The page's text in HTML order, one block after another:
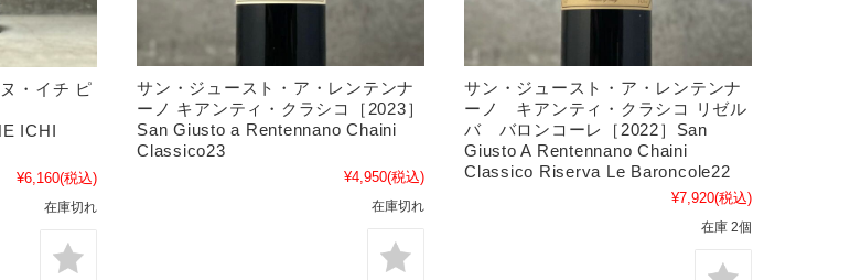
・イチ ピ
ICHI
¥6,160(税込)
在庫切れ
サン・ジュースト・ア・レンテンナ
ーノ キアンティ・クラシコ［2023］
San Giusto a Rentennano Chaini
Classico23
¥4,950(税込)
在庫切れ
サン・ジュースト・ア・レンテンナ
ーノ キアンティ・クラシコ リゼル
バ バロンコーレ［2022］San
Giusto A Rentennano Chaini
Classico Riserva Le Baroncole22
¥7,920(税込)
在庫 2個